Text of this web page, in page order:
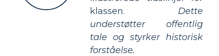
klassen. Dette
understøtter offentlig
tale og styrker historisk
forståelse.